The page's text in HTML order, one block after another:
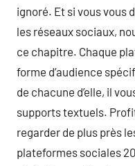
ignoré. Et si vous vous
les réseaux sociaux,
ce chapitre. Chaque
forme d’audience
de chacune d’elle, il
supports textuels.
regarder de plus près
plateformes sociales